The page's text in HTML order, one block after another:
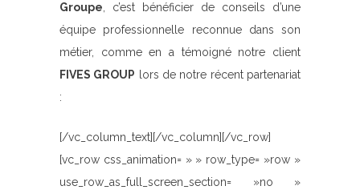
Groupe, c’est bénéficier de conseils d’une
équipe professionnelle reconnue dans son
métier, comme en a témoigné notre client
FIVES GROUP lors de notre récent partenariat
:
[/vc_column_text][/vc_column][/vc_row]
[vc_row css_animation= » » row_type= »row »
use_row_as_full_screen_section= »no »